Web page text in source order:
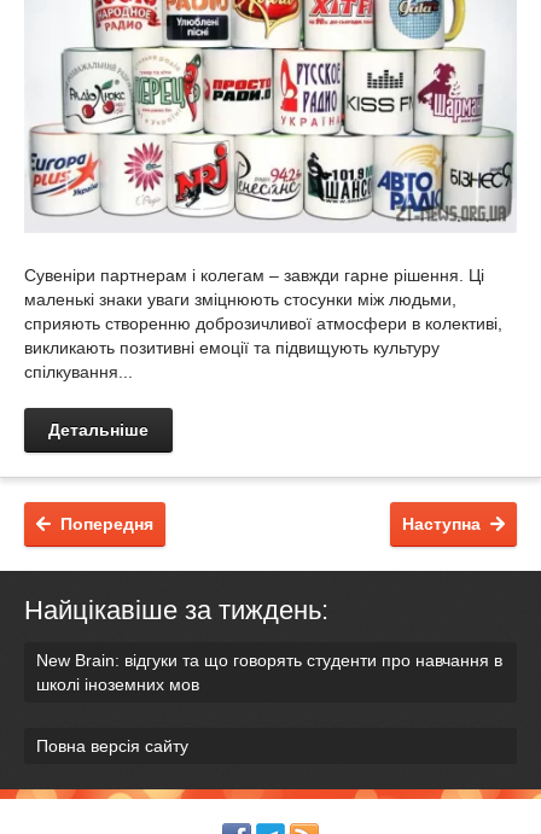
Сувеніри партнерам і колегам – завжди гарне рішення. Ці
маленькі знаки уваги зміцнюють стосунки між людьми,
сприяють створенню доброзичливої атмосфери в колективі,
викликають позитивні емоції та підвищують культуру
спілкування...
Детальніше
Наступна
Попередня
Найцікавіше за тиждень:
New Brain: відгуки та що говорять студенти про навчання в
школі іноземних мов
Повна версія сайту